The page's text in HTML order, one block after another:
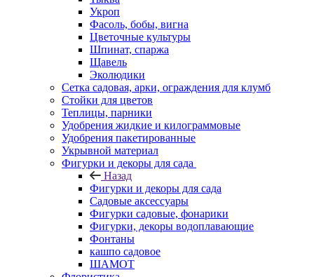
Укроп
Фасоль, бобы, вигна
Цветочные культуры
Шпинат, спаржа
Щавель
Эколюдики
Сетка садовая, арки, ограждения для клумб
Стойки для цветов
Теплицы, парники
Удобрения жидкие и килограммовые
Удобрения пакетированные
Укрывной материал
Фигурки и декоры для сада
Назад
Фигурки и декоры для сада
Садовые аксессуары
Фигурки садовые, фонарики
Фигурки, декоры водоплавающие
Фонтаны
кашпо садовое
ШАМОТ